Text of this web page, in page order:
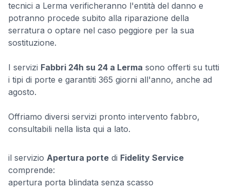
tecnici a Lerma verificheranno l'entità del danno e
potranno procede subito alla riparazione della
serratura o optare nel caso peggiore per la sua
sostituzione.
I servizi Fabbri 24h su 24 a Lerma sono offerti su tutti
i tipi di porte e garantiti 365 giorni all'anno, anche ad
agosto.
Offriamo diversi servizi pronto intervento fabbro,
consultabili nella lista qui a lato.
il servizio Apertura porte di Fidelity Service
comprende:
apertura porta blindata senza scasso